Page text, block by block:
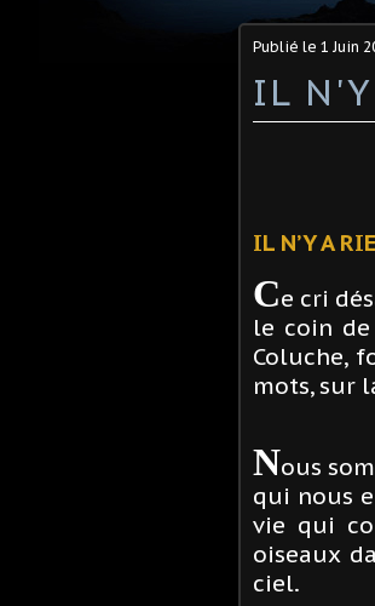
Publié le 1 Juin
IL
IL N’Y A
Ce cri
le coin de
Coluche,
mots, sur
Nous
qui nous
vie qui
oiseaux
ciel.